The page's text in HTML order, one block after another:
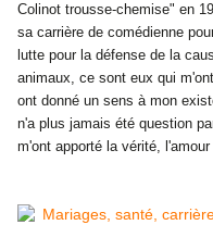
Colinot trousse-chemise" en
sa carrière de comédienne
lutte pour la défense de la
animaux, ce sont eux qui
ont donné un sens à mon
n'a plus jamais été question
m'ont apporté la vérité,